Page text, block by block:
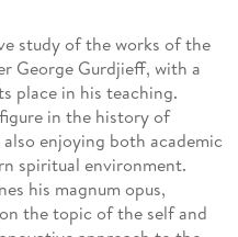
study of the works of the
George Gurdjieff, with a
place in his teaching.
in the history of
enjoying both academic
spiritual environment.
his magnum opus,
the topic of the self and